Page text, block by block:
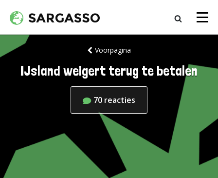
Voorpagina
IJsland weigert terug te betalen
70 reacties